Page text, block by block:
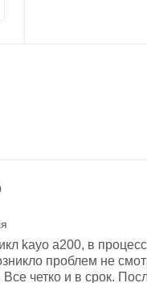
kayo a200, в
проблем не
четко и в срок.